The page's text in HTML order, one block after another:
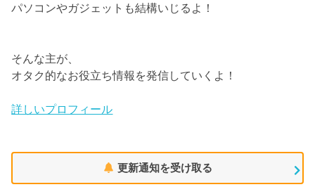
パソコンやガジェットも結構いじるよ！
そんな主が、
オタク的なお役立ち情報を発信していくよ！
詳しいプロフィール
更新通知を受け取る